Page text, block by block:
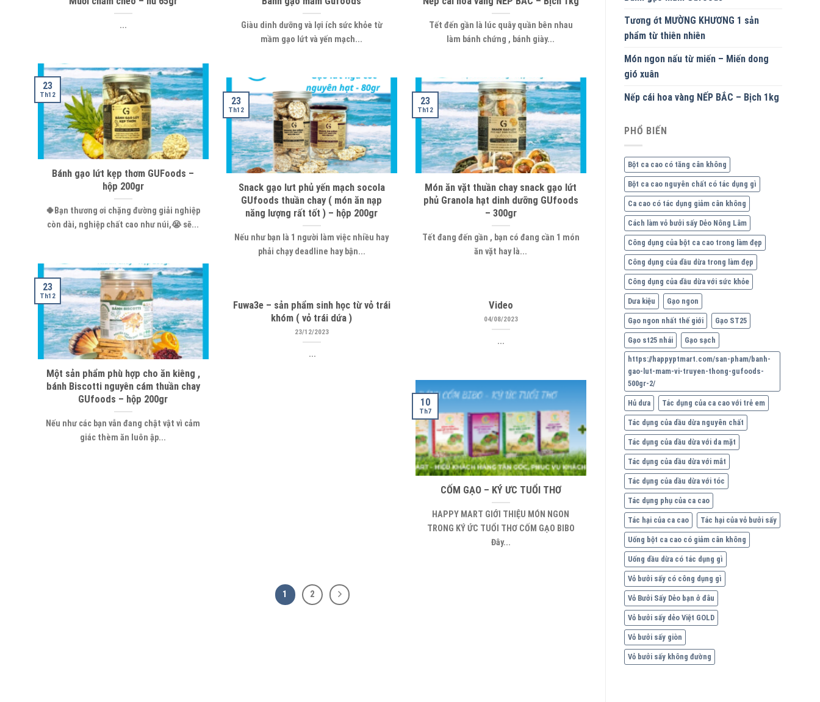
...
Giàu dinh dưỡng và lợi ích sức khỏe từ
mầm gạo lứt và yến mạch...
Tết đến gần là lúc quây quần bên nhau
làm bánh chứng , bánh giày...
Bánh gạo lứt kẹp thơm GUFoods –
hộp 200gr
🍀Bạn thương ơi chặng đường giải nghiệp
còn dài, nghiệp chất cao như núi,😭 sẽ...
23
Th12
Snack gạo lưt phủ yến mạch socola
GUfoods thuần chay ( món ăn nạp
năng lượng rất tốt ) – hộp 200gr
Nếu như bạn là 1 người làm việc nhiều hay
phải chạy deadline hay bận...
23
Th12
Món ăn vặt thuần chay snack gạo lứt
phủ Granola hạt dinh dưỡng GUfoods
– 300gr
Tết đang đến gần , bạn có đang cần 1 món
ăn vặt hay là...
23
Th12
Một sản phẩm phù hợp cho ăn kiêng ,
bánh Biscotti nguyên cám thuần chay
GUfoods – hộp 200gr
Nếu như các bạn vẫn đang chật vật vì cảm
giác thèm ăn luôn ập...
23
Th12
Fuwa3e – sản phẩm sinh học từ vỏ trái
khóm ( vỏ trái dứa )
23/12/2023
...
Video
04/08/2023
...
CỐM GẠO – KÝ ƯC TUỔI THƠ
HAPPY MART GIỚI THIỆU MÓN NGON
TRONG KÝ ỨC TUỔI THƠ CỐM GẠO BIBO
Đây...
10
Th7
1 2
Tương ớt MƯỜNG KHƯƠNG 1 sản
phẩm từ thiên nhiên
Món ngon nấu từ miến – Miến dong
gió xuân
Nếp cái hoa vàng NẾP BẮC – Bịch 1kg
PHỔ BIẾN
Bột ca cao có tăng cân không
Bột ca cao nguyên chất có tác dụng gì
Ca cao có tác dụng giảm cân không
Cách làm vỏ bưởi sấy Dẻo Nông Lâm
Công dụng của bột ca cao trong làm đẹp
Công dụng của dầu dừa trong làm đẹp
Công dụng của dầu dừa với sức khỏe
Dưa kiệu Gạo ngon
Gạo ngon nhất thế giới Gạo ST25
Gạo st25 nhái Gạo sạch
https://happyptmart.com/san-pham/banh-
gao-lut-mam-vi-truyen-thong-gufoods-
500gr-2/
Hủ dưa Tác dụng của ca cao với trẻ em
Tác dụng của dầu dừa nguyên chất
Tác dụng của dầu dừa với da mặt
Tác dụng của dầu dừa với mắt
Tác dụng của dầu dừa với tóc
Tác dụng phụ của ca cao
Tác hại của ca cao Tác hại của vỏ bưởi sấy
Uống bột ca cao có giảm cân không
Uống dầu dừa có tác dụng gì
Vỏ bưởi sấy có công dụng gì
Vỏ Bưởi Sấy Dẻo bạn ở đâu
Vỏ bưởi sấy dẻo Việt GOLD
Vỏ bưởi sấy giòn
Vỏ bưởi sấy không đường